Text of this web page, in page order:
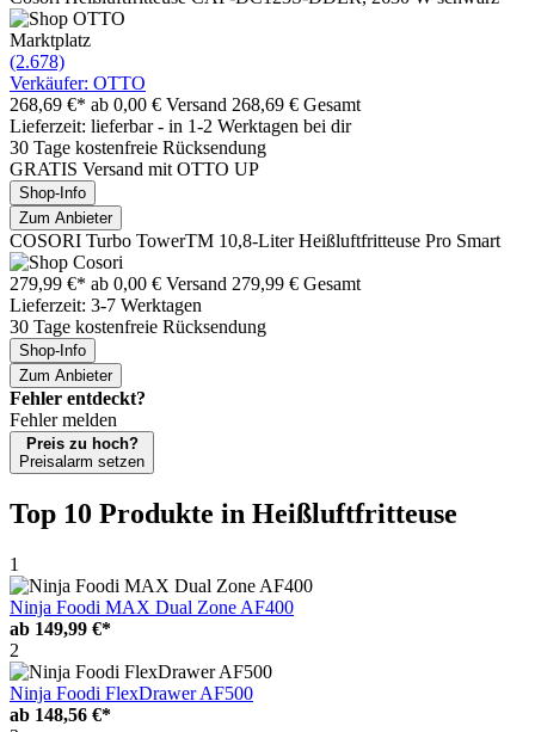
Marktplatz
(2.678)
Verkäufer: OTTO
268,69 €* ab 0,00 € Versand 268,69 € Gesamt
Lieferzeit: lieferbar - in 1-2 Werktagen bei dir
30 Tage kostenfreie Rücksendung
GRATIS Versand mit OTTO UP
Shop-Info
Zum Anbieter
COSORI Turbo TowerTM 10,8-Liter Heißluftfritteuse Pro Smart
279,99 €* ab 0,00 € Versand 279,99 € Gesamt
Lieferzeit: 3-7 Werktagen
30 Tage kostenfreie Rücksendung
Shop-Info
Zum Anbieter
Fehler entdeckt?
Fehler melden
Preis zu hoch?
Preisalarm setzen
Top 10 Produkte in Heißluftfritteuse
1
Ninja Foodi MAX Dual Zone AF400
ab 149,99 €*
2
Ninja Foodi FlexDrawer AF500
ab 148,56 €*